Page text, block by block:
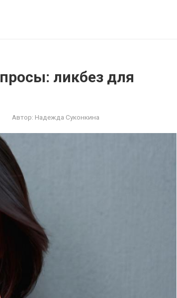
ликбез для
Автор: Надежда Суконкина